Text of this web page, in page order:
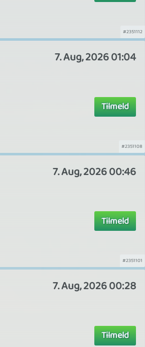
#2351112
7. Aug, 2026 01:04
Tilmeld
#2351108
7. Aug, 2026 00:46
Tilmeld
#2351101
7. Aug, 2026 00:28
Tilmeld